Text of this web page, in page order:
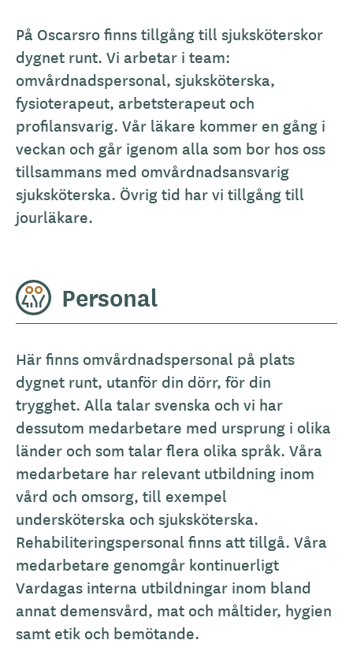
På Oscarsro finns tillgång till sjuksköterskor
dygnet runt. Vi arbetar i team:
omvårdnadspersonal, sjuksköterska,
fysioterapeut, arbetsterapeut och
profilansvarig. Vår läkare kommer en gång i
veckan och går igenom alla som bor hos oss
tillsammans med omvårdnadsansvarig
sjuksköterska. Övrig tid har vi tillgång till
jourläkare.
Personal
Här finns omvårdnadspersonal på plats
dygnet runt, utanför din dörr, för din
trygghet. Alla talar svenska och vi har
dessutom medarbetare med ursprung i olika
länder och som talar flera olika språk. Våra
medarbetare har relevant utbildning inom
vård och omsorg, till exempel
undersköterska och sjuksköterska.
Rehabiliteringspersonal finns att tillgå. Våra
medarbetare genomgår kontinuerligt
Vardagas interna utbildningar inom bland
annat demensvård, mat och måltider, hygien
samt etik och bemötande.